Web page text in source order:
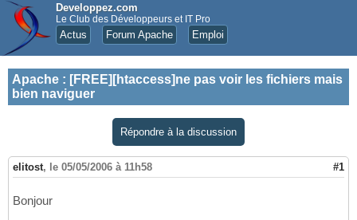
Developpez.com
Le Club des Développeurs et IT Pro
Actus Forum Apache Emploi
Apache : [FREE][htaccess]ne pas voir les fichiers mais
bien naviguer
Répondre à la discussion
elitost, le 05/05/2006 à 11h58 #1
Bonjour